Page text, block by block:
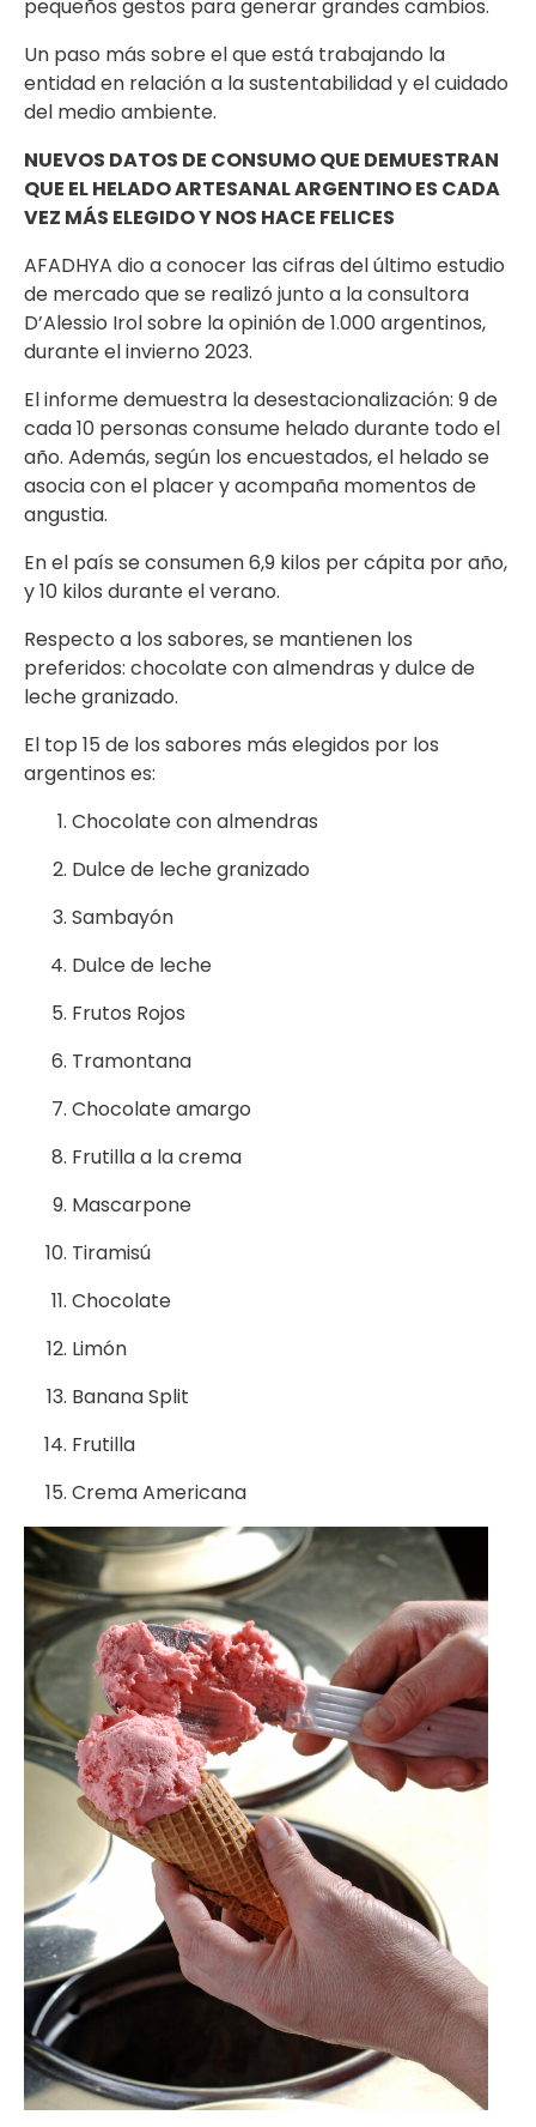
pequeños gestos para generar grandes cambios.
Un paso más sobre el que está trabajando la
entidad en relación a la sustentabilidad y el cuidado
del medio ambiente.
NUEVOS DATOS DE CONSUMO QUE DEMUESTRAN
QUE EL HELADO ARTESANAL ARGENTINO ES CADA
VEZ MÁS ELEGIDO Y NOS HACE FELICES
AFADHYA dio a conocer las cifras del último estudio
de mercado que se realizó junto a la consultora
D’Alessio Irol sobre la opinión de 1.000 argentinos,
durante el invierno 2023.
El informe demuestra la desestacionalización: 9 de
cada 10 personas consume helado durante todo el
año. Además, según los encuestados, el helado se
asocia con el placer y acompaña momentos de
angustia.
En el país se consumen 6,9 kilos per cápita por año,
y 10 kilos durante el verano.
Respecto a los sabores, se mantienen los
preferidos: chocolate con almendras y dulce de
leche granizado.
El top 15 de los sabores más elegidos por los
argentinos es:
Chocolate con almendras
Dulce de leche granizado
Sambayón
Dulce de leche
Frutos Rojos
Tramontana
Chocolate amargo
Frutilla a la crema
Mascarpone
Tiramisú
Chocolate
Limón
Banana Split
Frutilla
Crema Americana